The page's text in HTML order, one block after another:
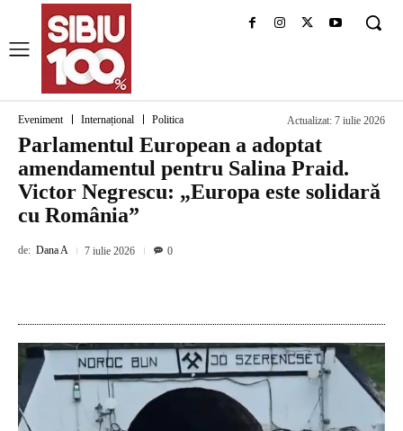
Eveniment Internațional Politica Actualizat: 7 iulie 2026
Parlamentul European a adoptat
amendamentul pentru Salina Praid.
Victor Negrescu: „Europa este solidară
cu România”
de: Dana A 7 iulie 2026 0